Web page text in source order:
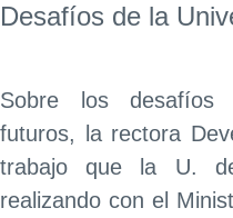
Desafíos de la
Sobre los desafíos
futuros, la rectora
trabajo que la U.
realizando con el